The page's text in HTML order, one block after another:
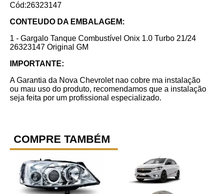
Cód:26323147
CONTEUDO DA EMBALAGEM:
1 - Gargalo Tanque Combustível Onix 1.0 Turbo 21/24
26323147 Original GM
IMPORTANTE:
A Garantia da Nova Chevrolet nao cobre ma instalação
ou mau uso do produto, recomendamos que a instalação
seja feita por um profissional especializado.
COMPRE TAMBÉM